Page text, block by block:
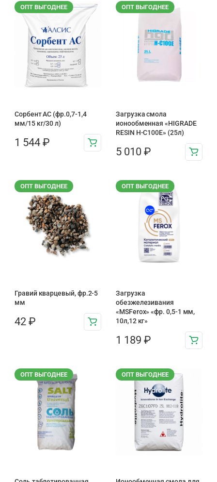
ОПТ ВЫГОДНЕЕ
Сорбент АС (фр.0,7-1,4
мм/15 кг/30 л)
1 544 ₽
ОПТ ВЫГОДНЕЕ
Загрузка смола
ионообменная «HIGRADE
RESIN H-C100E» (25л)
5 010 ₽
ОПТ ВЫГОДНЕЕ
Гравий кварцевый, фр.2-5
мм
42 ₽
ОПТ ВЫГОДНЕЕ
Загрузка
обезжелезивания
«MSFerox» «фр. 0,5-1 мм,
10л,12 кг»
1 189 ₽
ОПТ ВЫГОДНЕЕ ОПТ ВЫГОДНЕЕ